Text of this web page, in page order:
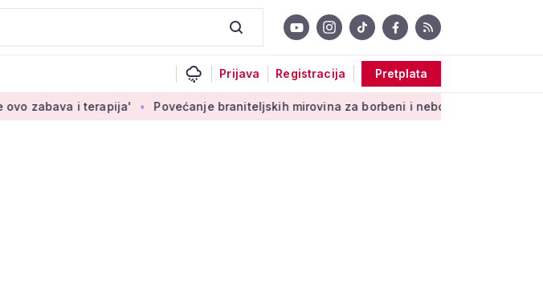
Prijava Registracija Pretplata
Povećanje braniteljskih mirovina za borbeni i neborbeni sektor od početka 2027.